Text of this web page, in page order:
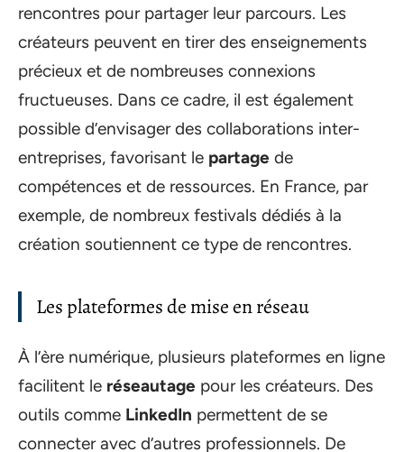
rencontres pour partager leur parcours. Les
créateurs peuvent en tirer des enseignements
précieux et de nombreuses connexions
fructueuses. Dans ce cadre, il est également
possible d’envisager des collaborations inter-
entreprises, favorisant le partage de
compétences et de ressources. En France, par
exemple, de nombreux festivals dédiés à la
création soutiennent ce type de rencontres.
Les plateformes de mise en réseau
À l’ère numérique, plusieurs plateformes en ligne
facilitent le réseautage pour les créateurs. Des
outils comme LinkedIn permettent de se
connecter avec d’autres professionnels. De